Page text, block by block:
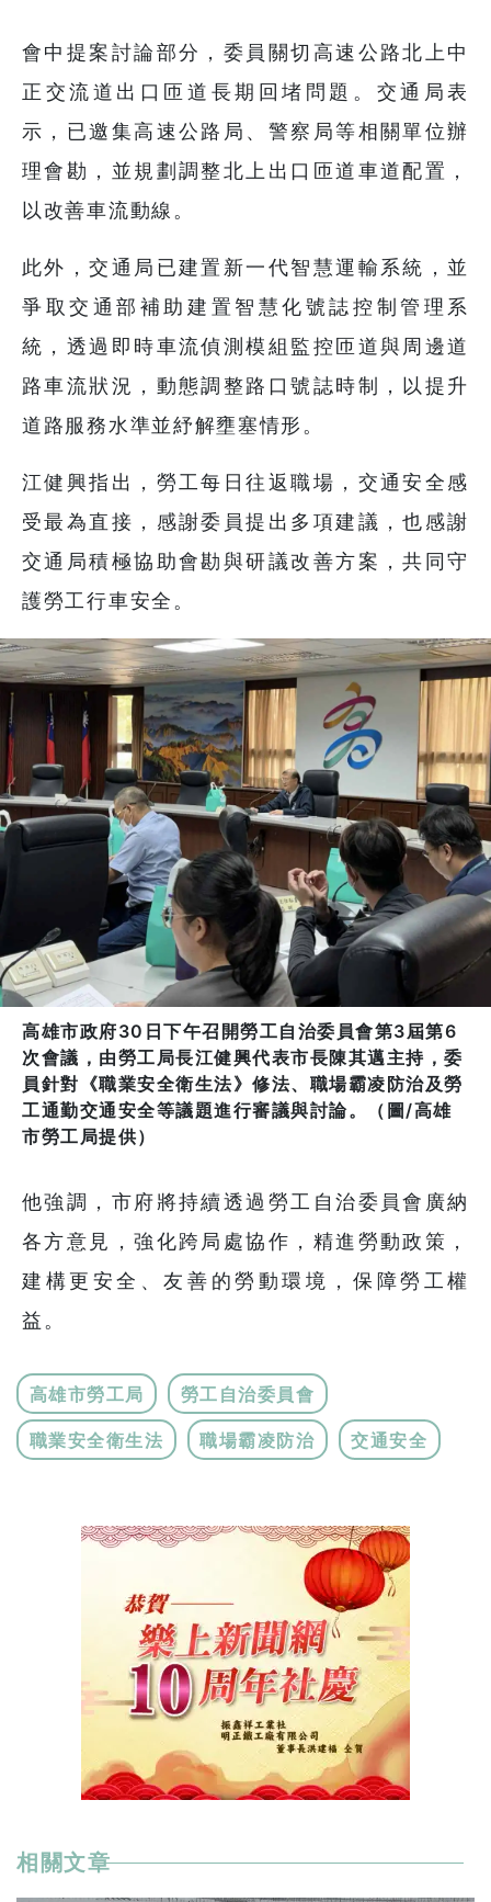
會中提案討論部分，委員關切高速公路北上中
正交流道出口匝道長期回堵問題。交通局表
示，已邀集高速公路局、警察局等相關單位辦
理會勘，並規劃調整北上出口匝道車道配置，
以改善車流動線。
此外，交通局已建置新一代智慧運輸系統，並
爭取交通部補助建置智慧化號誌控制管理系
統，透過即時車流偵測模組監控匝道與周邊道
路車流狀況，動態調整路口號誌時制，以提升
道路服務水準並紓解壅塞情形。
江健興指出，勞工每日往返職場，交通安全感
受最為直接，感謝委員提出多項建議，也感謝
交通局積極協助會勘與研議改善方案，共同守
護勞工行車安全。
高雄市政府30日下午召開勞工自治委員會第3屆第6
次會議，由勞工局長江健興代表市長陳其邁主持，委
員針對《職業安全衛生法》修法、職場霸凌防治及勞
工通勤交通安全等議題進行審議與討論。（圖/高雄
市勞工局提供）
他強調，市府將持續透過勞工自治委員會廣納
各方意見，強化跨局處協作，精進勞動政策，
建構更安全、友善的勞動環境，保障勞工權
益。
高雄市勞工局 勞工自治委員會
職業安全衛生法 職場霸凌防治 交通安全
相關文章